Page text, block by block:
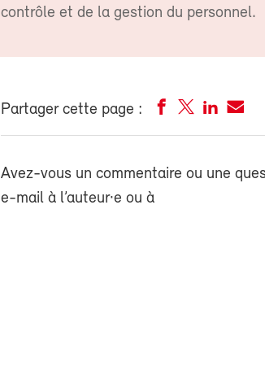
contrôle et de la gestion du personnel.
Partager cette page :
Avez-vous un commentaire ou une
e-mail à l’auteur·e ou à